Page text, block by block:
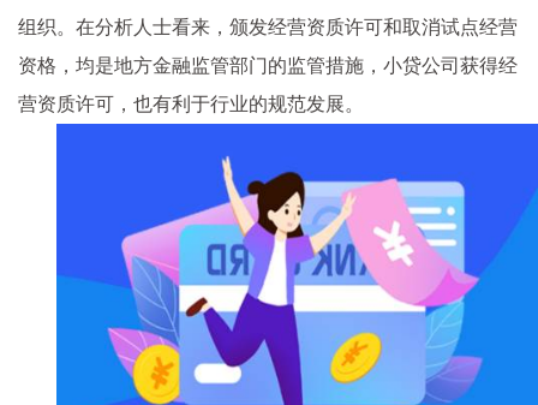
组织。在分析人士看来，颁发经营资质许可和取消试点经营
资格，均是地方金融监管部门的监管措施，小贷公司获得经
营资质许可，也有利于行业的规范发展。